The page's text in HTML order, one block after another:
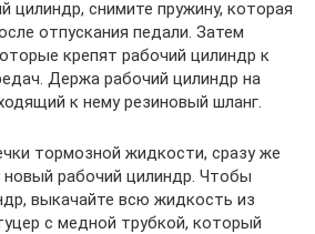
цилиндр, снимите пружину, которая
отпускания педали. Затем
крепят рабочий цилиндр к
Держа рабочий цилиндр на
к нему резиновый шланг.
тормозной жидкости, сразу же
новый рабочий цилиндр. Чтобы
выкачайте всю жидкость из
с медной трубкой, который